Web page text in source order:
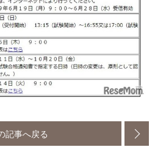
記事へ戻る